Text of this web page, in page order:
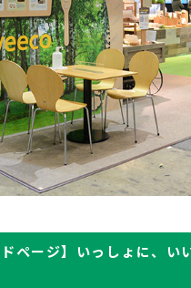
ドページ】いっしょに、い